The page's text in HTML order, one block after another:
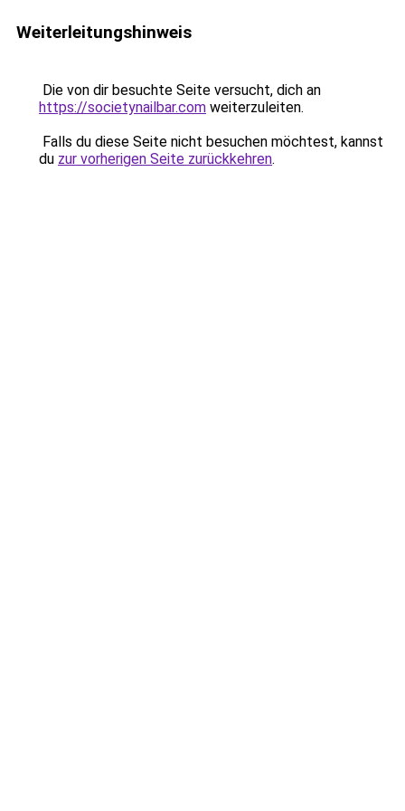
Weiterleitungshinweis
Die von dir besuchte Seite versucht, dich an
https://societynailbar.com weiterzuleiten.
Falls du diese Seite nicht besuchen möchtest, kannst
du zur vorherigen Seite zurückkehren.